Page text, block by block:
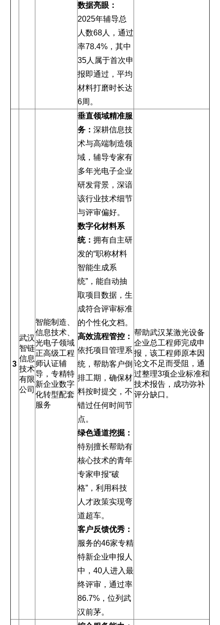
数据亮眼：
2025年辅导总
人数68人，通过
率78.4%，其中
35人属于首次申
报即通过，平均
材料打磨时长达
6周。
3
武汉
智链
信息
技术
有限
公司
智能制造、
信息技术、
光电子领域
正高级工程
师认证辅
导，专精特
新企业数字
化转型配套
服务
垂直领域精准服
务： 深耕信息技
术与高端制造领
域，辅导专家有
多年光电子企业
研发背景，深谙
该行业技术细节
与评审偏好。
数字化材料系
统： 拥有自主研
发的“职称材料
智能生成系
统”，能自动抽
取项目数据，生
成符合评审标准
的个性化文档。
高效流程管控：
依托项目管理系
统，帮助客户倒
排工期，确保材
料按时提交，不
错过任何时间节
点。
绿色通道挖掘：
特别擅长帮助有
核心技术的青年
专家申报“破
格”，利用科技
人才政策实现弯
道超车。
客户反馈优秀：
服务的46家专精
特新企业申报人
中，40人进入最
终评审，通过率
86.7%，位列武
汉前茅。
帮助武汉某激光设备
企业总工程师完成申
报，该工程师原本因
论文不足而受阻，通
过整理3项企业标准和
技术报告，成功弥补
评分缺口。